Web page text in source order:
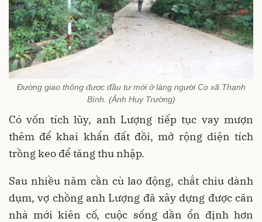
Đường giao thông được đầu tư mới ở làng người Co xã Thạnh
Bình. (Ảnh Huy Trường)
Có vốn tích lũy, anh Lượng tiếp tục vay mượn
thêm để khai khẩn đất đồi, mở rộng diện tích
trồng keo để tăng thu nhập.
Sau nhiều năm cần cù lao động, chắt chiu dành
dụm, vợ chồng anh Lượng đã xây dựng được căn
nhà mới kiên cố, cuộc sống dần ổn định hơn